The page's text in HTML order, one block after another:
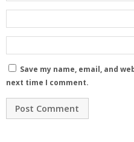
Save my name, email, and
next time I comment.